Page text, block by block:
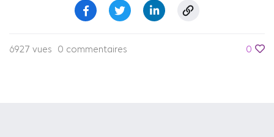
6927 vues 0 commentaires 0